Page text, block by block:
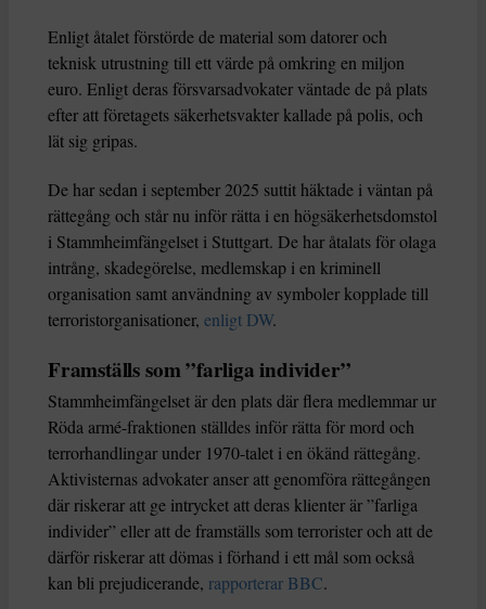
Enligt åtalet förstörde de material som datorer och
teknisk utrustning till ett värde på omkring en miljon
euro. Enligt deras försvarsadvokater väntade de på plats
efter att företagets säkerhetsvakter kallade på polis, och
lät sig gripas.
De har sedan i september 2025 suttit häktade i väntan på
rättegång och står nu inför rätta i en högsäkerhetsdomstol
i Stammheimfängelset i Stuttgart. De har åtalats för olaga
intrång, skadegörelse, medlemskap i en kriminell
organisation samt användning av symboler kopplade till
terroristorganisationer, enligt DW.
Framställs som ”farliga individer”
Stammheimfängelset är den plats där flera medlemmar ur
Röda armé-fraktionen ställdes inför rätta för mord och
terrorhandlingar under 1970-talet i en ökänd rättegång.
Aktivisternas advokater anser att genomföra rättegången
där riskerar att ge intrycket att deras klienter är ”farliga
individer” eller att de framställs som terrorister och att de
därför riskerar att dömas i förhand i ett mål som också
kan bli prejudicerande, rapporterar BBC.